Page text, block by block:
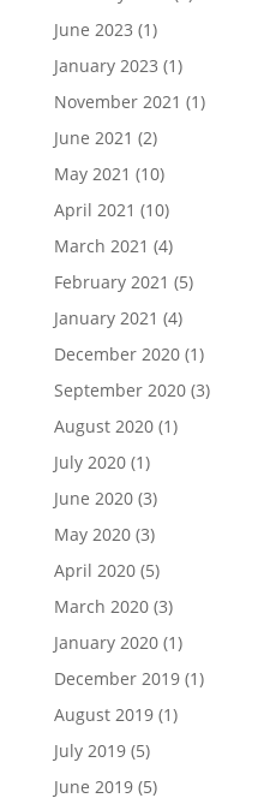
June 2023 (1)
January 2023 (1)
November 2021 (1)
June 2021 (2)
May 2021 (10)
April 2021 (10)
March 2021 (4)
February 2021 (5)
January 2021 (4)
December 2020(1)
September 2020(3)
August 2020(1)
July 2020(1)
June 2020(3)
May 2020(3)
April 2020(5)
March 2020(3)
January 2020(1)
December 2019(1)
August 2019(1)
July 2019(5)
June 2019(5)